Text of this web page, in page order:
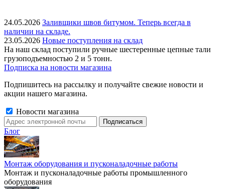
24.05.2026 Заливщики швов битумом. Теперь всегда в
наличии на складе.
23.05.2026 Новые поступления на склад
На наш склад поступили ручные шестеренные цепные тали
грузоподъемностью 2 и 5 тонн.
Подписка на новости магазина
Подпишитесь на рассылку и получайте свежие новости и
акции нашего магазина.
Новости магазина
Блог
Монтаж оборудования и пусконаладочные работы
Монтаж и пусконаладочные работы промышленного
оборудования